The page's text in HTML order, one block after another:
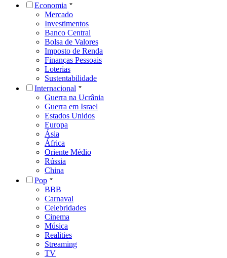
Economia
Mercado
Investimentos
Banco Central
Bolsa de Valores
Imposto de Renda
Finanças Pessoais
Loterias
Sustentabilidade
Internacional
Guerra na Ucrânia
Guerra em Israel
Estados Unidos
Europa
Ásia
África
Oriente Médio
Rússia
China
Pop
BBB
Carnaval
Celebridades
Cinema
Música
Realities
Streaming
TV